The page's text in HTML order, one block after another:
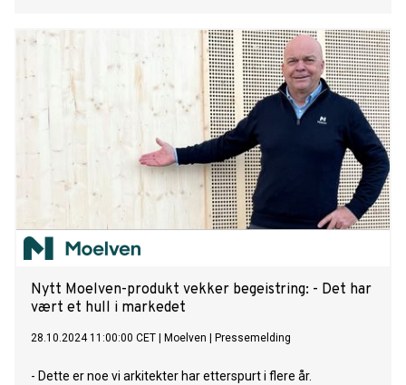
Nytt Moelven-produkt vekker begeistring: - Det har
vært et hull i markedet
28.10.2024 11:00:00 CET Moelven Pressemelding
- Dette er noe vi arkitekter har etterspurt i flere år.